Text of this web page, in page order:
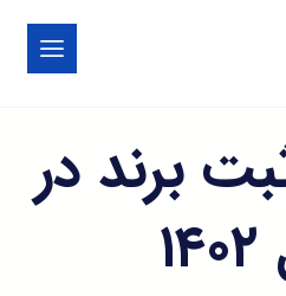
برند در